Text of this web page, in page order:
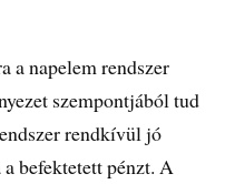
a napelem rendszer
szempontjából tud
rendkívül jó
befektetett pénzt. A